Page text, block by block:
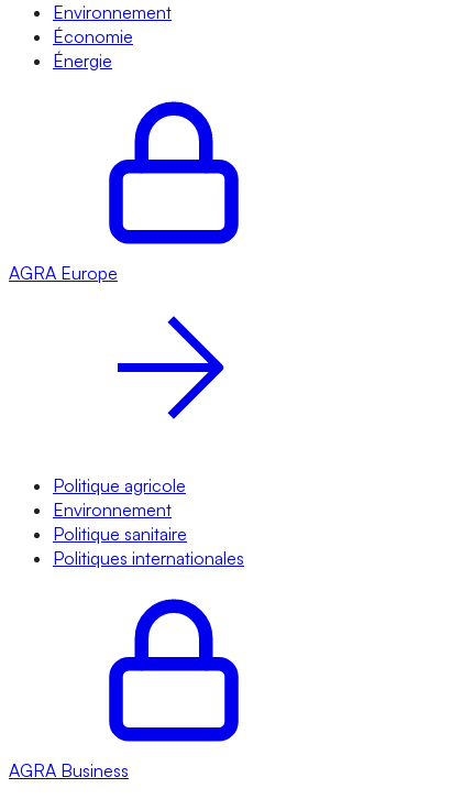
Environnement
Économie
Énergie
AGRA Europe
Politique agricole
Environnement
Politique sanitaire
Politiques internationales
AGRA Business